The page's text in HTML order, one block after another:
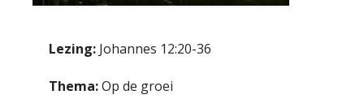
Lezing: Johannes 12:20-36
Thema:Op de groei